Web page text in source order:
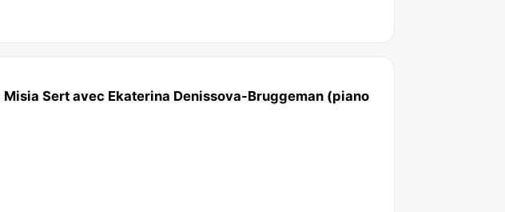
Sert avec Ekaterina Denissova-Bruggeman (piano